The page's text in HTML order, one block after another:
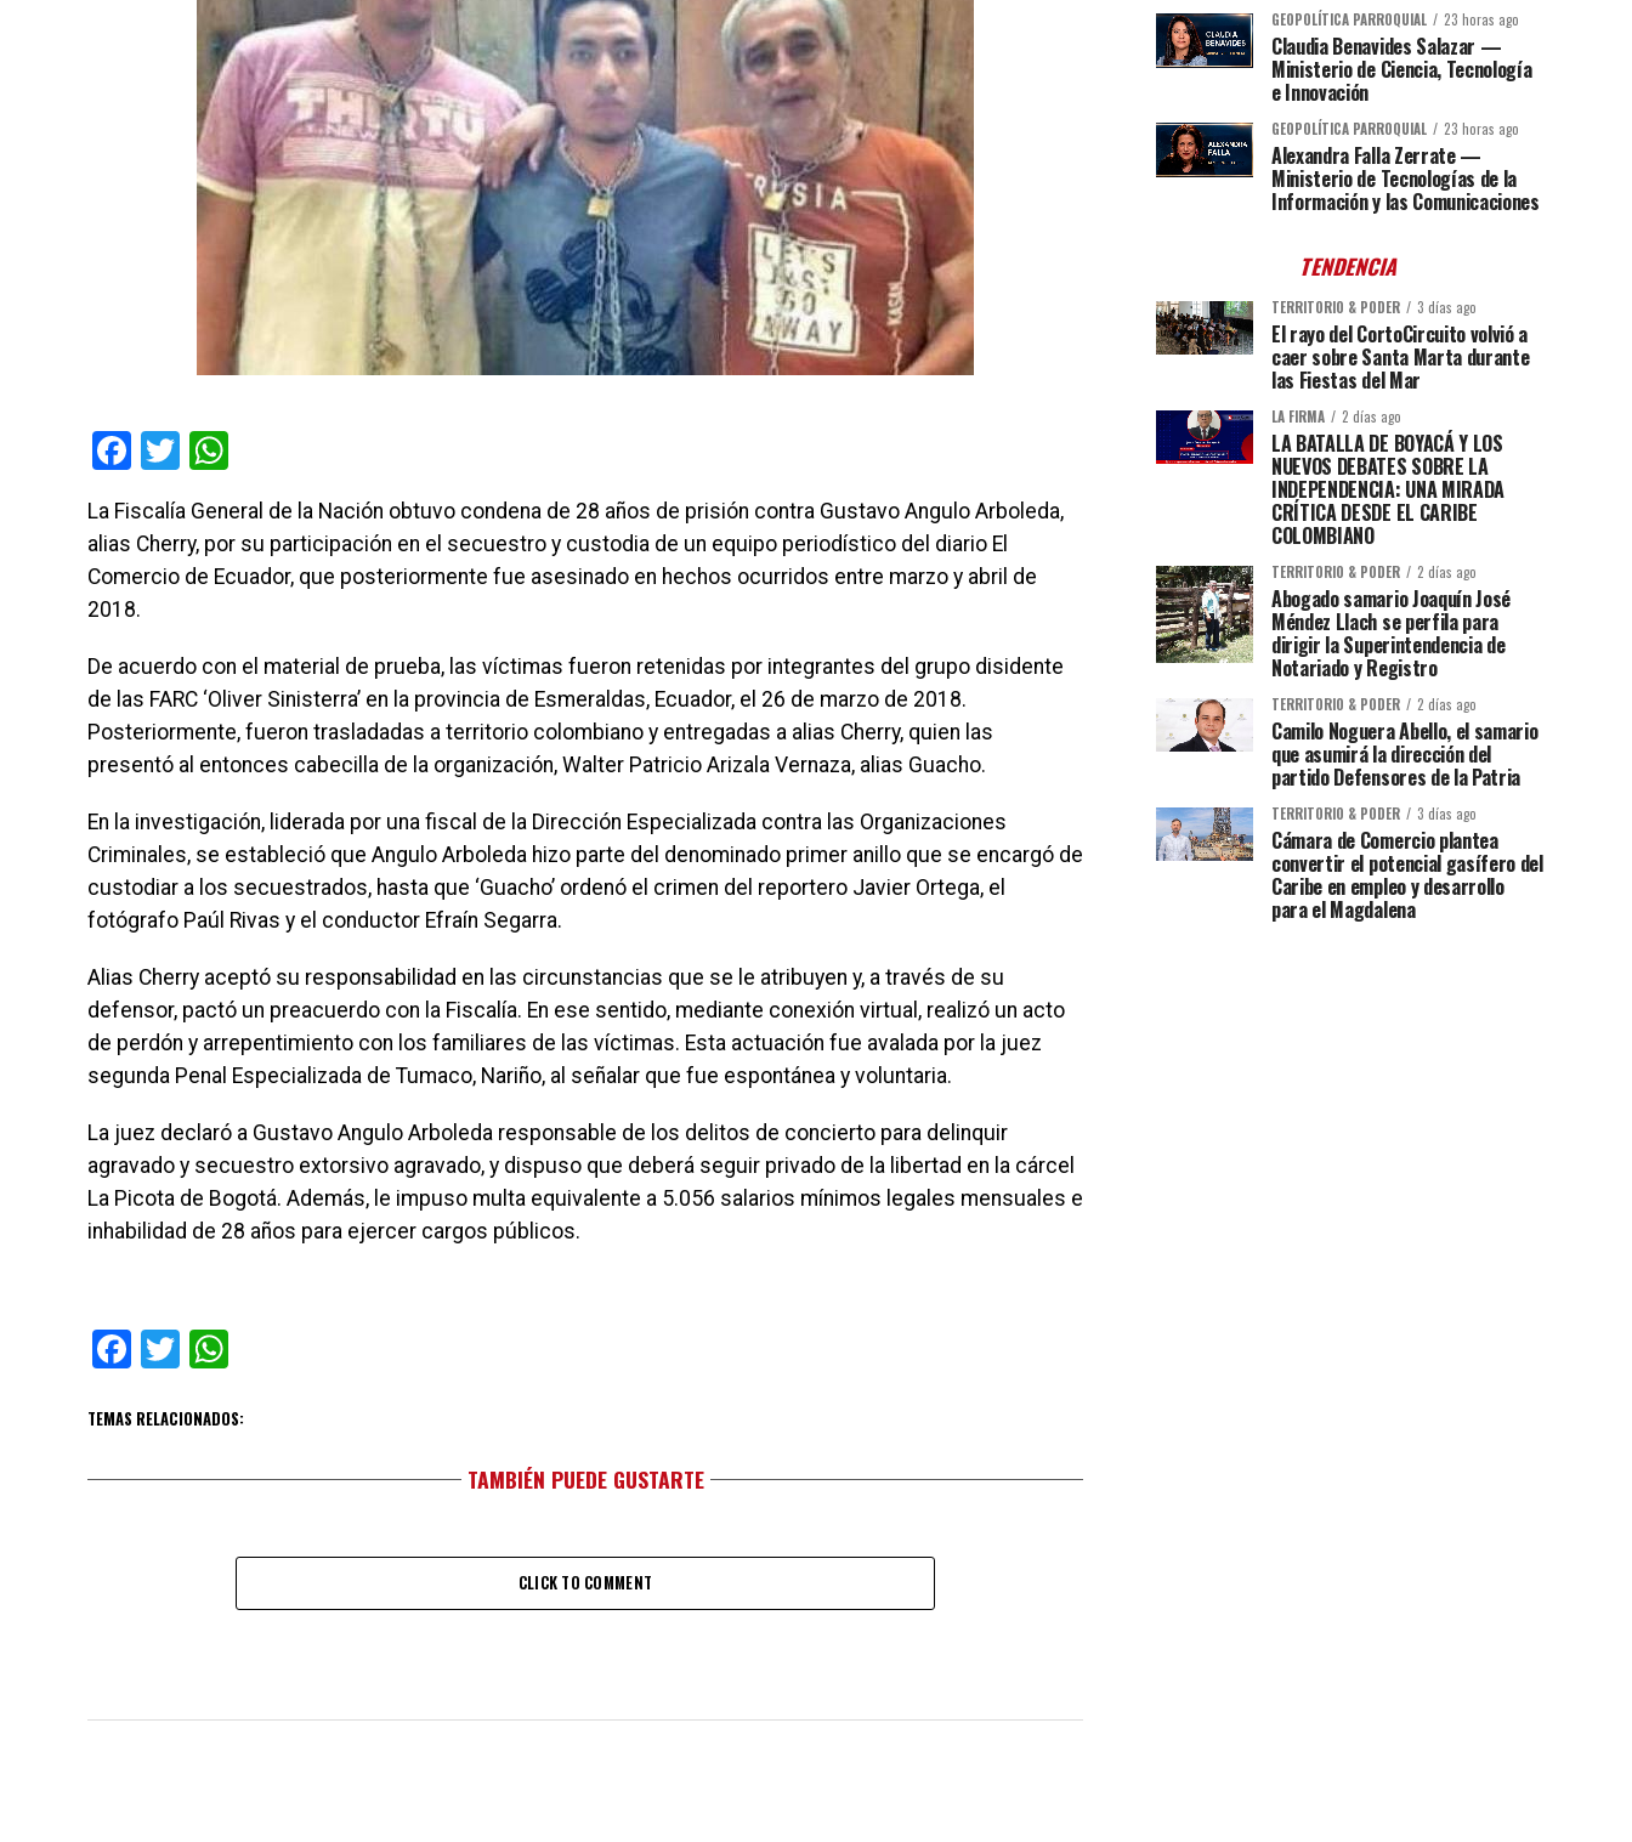
Facebook
Twitter
La Fiscalía General de la Nación obtuvo condena de 28 años de prisión contra Gustavo Angulo Arboleda,
alias Cherry, por su participación en el secuestro y custodia de un equipo periodístico del diario El
Comercio de Ecuador, que posteriormente fue asesinado en hechos ocurridos entre marzo y abril de
2018.
De acuerdo con el material de prueba, las víctimas fueron retenidas por integrantes del grupo disidente
de las FARC ‘Oliver Sinisterra’ en la provincia de Esmeraldas, Ecuador, el 26 de marzo de 2018.
Posteriormente, fueron trasladadas a territorio colombiano y entregadas a alias Cherry, quien las
presentó al entonces cabecilla de la organización, Walter Patricio Arizala Vernaza, alias Guacho.
En la investigación, liderada por una fiscal de la Dirección Especializada contra las Organizaciones
Criminales, se estableció que Angulo Arboleda hizo parte del denominado primer anillo que se encargó de
custodiar a los secuestrados, hasta que ‘Guacho’ ordenó el crimen del reportero Javier Ortega, el
fotógrafo Paúl Rivas y el conductor Efraín Segarra.
Alias Cherry aceptó su responsabilidad en las circunstancias que se le atribuyen y, a través de su
defensor, pactó un preacuerdo con la Fiscalía. En ese sentido, mediante conexión virtual, realizó un acto
de perdón y arrepentimiento con los familiares de las víctimas. Esta actuación fue avalada por la juez
segunda Penal Especializada de Tumaco, Nariño, al señalar que fue espontánea y voluntaria.
La juez declaró a Gustavo Angulo Arboleda responsable de los delitos de concierto para delinquir
agravado y secuestro extorsivo agravado, y dispuso que deberá seguir privado de la libertad en la cárcel
La Picota de Bogotá. Además, le impuso multa equivalente a 5.056 salarios mínimos legales mensuales e
inhabilidad de 28 años para ejercer cargos públicos.
Facebook
Twitter
TEMAS RELACIONADOS:
TAMBIÉN PUEDE GUSTARTE
CLICK TO COMMENT
GEOPOLÍTICA PARROQUIAL 23 horas ago
Claudia Benavides Salazar —
Ministerio de Ciencia, Tecnología
e Innovación
GEOPOLÍTICA PARROQUIAL 23 horas ago
Alexandra Falla Zerrate —
Ministerio de Tecnologías de la
Información y las Comunicaciones
TENDENCIA
TERRITORIO & PODER 3 días ago
El rayo del CortoCircuito volvió a
caer sobre Santa Marta durante
las Fiestas del Mar
LA FIRMA 2 días ago
LA BATALLA DE BOYACÁ Y LOS
NUEVOS DEBATES SOBRE LA
INDEPENDENCIA: UNA MIRADA
CRÍTICA DESDE EL CARIBE
COLOMBIANO
TERRITORIO & PODER 2 días ago
Abogado samario Joaquín José
Méndez Llach se perfila para
dirigir la Superintendencia de
Notariado y Registro
TERRITORIO & PODER 2 días ago
Camilo Noguera Abello, el samario
que asumirá la dirección del
partido Defensores de la Patria
TERRITORIO & PODER 3 días ago
Cámara de Comercio plantea
convertir el potencial gasífero del
Caribe en empleo y desarrollo
para el Magdalena